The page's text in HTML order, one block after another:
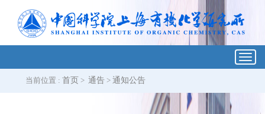
当前位置 : 首页 > 通告 > 通知公告